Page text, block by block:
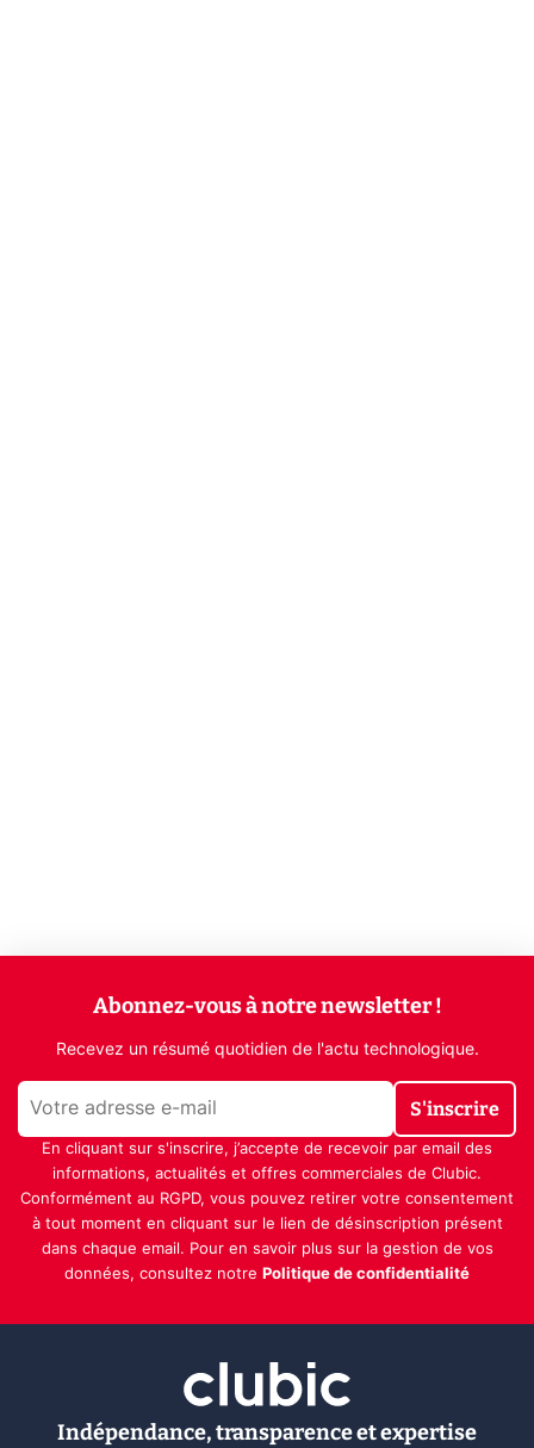
Abonnez-vous à notre newsletter !
Recevez un résumé quotidien de l'actu technologique.
S'inscrire
En cliquant sur s'inscrire, j’accepte de recevoir par email des
informations, actualités et offres commerciales de Clubic.
Conformément au RGPD, vous pouvez retirer votre consentement
à tout moment en cliquant sur le lien de désinscription présent
dans chaque email. Pour en savoir plus sur la gestion de vos
données, consultez notre Politique de confidentialité
Indépendance, transparence et expertise